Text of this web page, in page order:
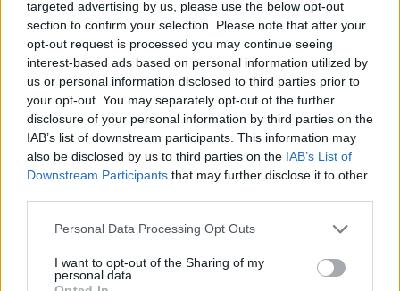
targeted advertising by us, please use the below opt-out
section to confirm your selection. Please note that after your
opt-out request is processed you may continue seeing
interest-based ads based on personal information utilized by
us or personal information disclosed to third parties prior to
your opt-out. You may separately opt-out of the further
disclosure of your personal information by third parties on the
IAB’s list of downstream participants. This information may
also be disclosed by us to third parties on the IAB’s List of
Downstream Participants that may further disclose it to other
Please note that this website/app uses one or more Google
not limited to your visit or usage behaviour. You may click to
grant or deny consent to Google and its third-party tags to
Personal Data Processing Opt Outs
I want to opt-out of the Sharing of my
personal data.
Náci esküvőt tartott egy pár
Mexikóban